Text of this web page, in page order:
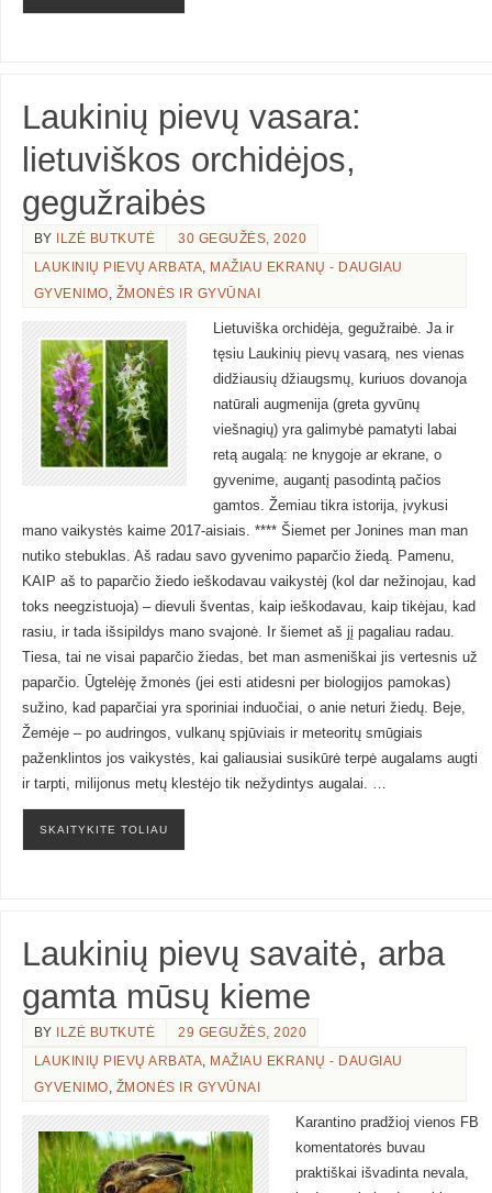
Laukinių pievų vasara:
lietuviškos orchidėjos,
gegužraibės
BY ILZĖ BUTKUTĖ
30 GEGUŽĖS, 2020
LAUKINIŲ PIEVŲ ARBATA MAŽIAU EKRANŲ - DAUGIAU
GYVENIMO ŽMONĖS IR GYVŪNAI
Lietuviška orchidėja, gegužraibė. Ja ir
tęsiu Laukinių pievų vasarą, nes vienas
didžiausių džiaugsmų, kuriuos dovanoja
natūrali augmenija (greta gyvūnų
viešnagių) yra galimybė pamatyti labai
retą augalą: ne knygoje ar ekrane, o
gyvenime, augantį pasodintą pačios
gamtos. Žemiau tikra istorija, įvykusi
mano vaikystės kaime 2017-aisiais. **** Šiemet per Jonines man man
nutiko stebuklas. Aš radau savo gyvenimo paparčio žiedą. Pamenu,
KAIP aš to paparčio žiedo ieškodavau vaikystėj (kol dar nežinojau, kad
toks neegzistuoja) – dievuli šventas, kaip ieškodavau, kaip tikėjau, kad
rasiu, ir tada išsipildys mano svajonė. Ir šiemet aš jį pagaliau radau.
Tiesa, tai ne visai paparčio žiedas, bet man asmeniškai jis vertesnis už
paparčio. Ūgtelėję žmonės (jei esti atidesni per biologijos pamokas)
sužino, kad paparčiai yra sporiniai induočiai, o anie neturi žiedų. Beje,
Žemėje – po audringos, vulkanų spjūviais ir meteoritų smūgiais
paženklintos jos vaikystės, kai galiausiai susikūrė terpė augalams augti
ir tarpti, milijonus metų klestėjo tik nežydintys augalai. …
SKAITYKITE TOLIAU
Laukinių pievų savaitė, arba
gamta mūsų kieme
BY ILZĖ BUTKUTĖ
29 GEGUŽĖS, 2020
LAUKINIŲ PIEVŲ ARBATA MAŽIAU EKRANŲ - DAUGIAU
GYVENIMO ŽMONĖS IR GYVŪNAI
Karantino pradžioj vienos FB
komentatorės buvau
praktiškai išvadinta nevala,